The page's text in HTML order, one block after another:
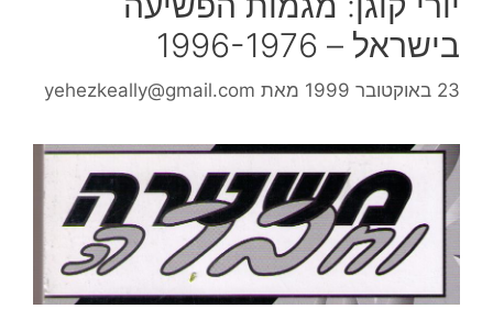
בישראל – 1996-1976
23 באוקטובר 1999 מאת yehezkeally@gmail.com